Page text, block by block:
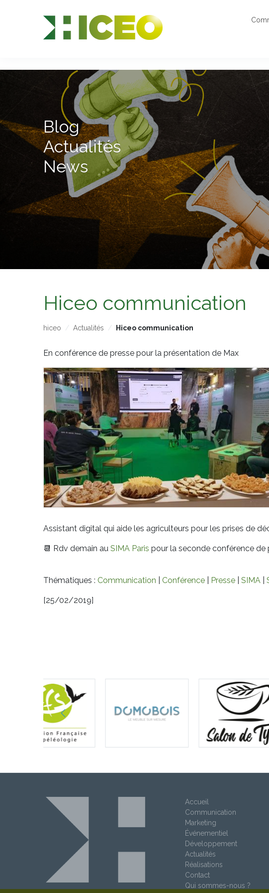
Blog
Actualités
News
Hiceo communication
hiceo Actualités Hiceo communication
En conférence de presse pour la présentation de Max
Assistant digital qui aide les agriculteurs pour les prises de
📆 Rdv demain au SIMA Paris pour la seconde conférence de
Thématiques : Communication Conférence Presse SIMA
[25/02/2019]
Accueil
Communication
Marketing
Événementiel
Développement
Actualités
Réalisations
Contact
Qui sommes-nous ?